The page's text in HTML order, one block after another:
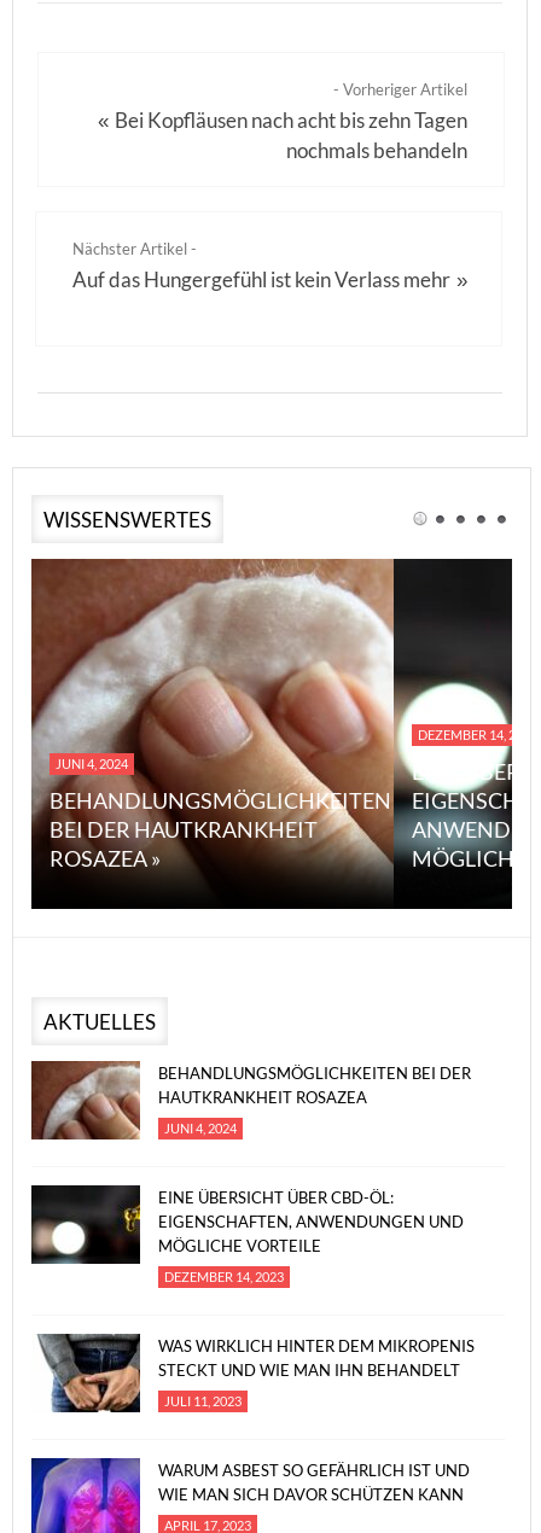
- Vorheriger Artikel
« Bei Kopfläusen nach acht bis zehn Tagen
nochmals behandeln
Nächster Artikel -
Auf das Hungergefühl ist kein Verlass mehr »
WISSENSWERTES
JUNI 4, 2024
BEHANDLUNGSMÖGLICHKEITEN
BEI DER HAUTKRANKHEIT
ROSAZEA »
DEZEMBER 14, 2023
EINE
MÖGLICHE
AKTUELLES
BEHANDLUNGSMÖGLICHKEITEN BEI DER
HAUTKRANKHEIT ROSAZEA
JUNI 4, 2024
EINE ÜBERSICHT ÜBER CBD-ÖL:
EIGENSCHAFTEN, ANWENDUNGEN UND
MÖGLICHE VORTEILE
DEZEMBER 14, 2023
WAS WIRKLICH HINTER DEM MIKROPENIS
STECKT UND WIE MAN IHN BEHANDELT
JULI 11, 2023
WARUM ASBEST SO GEFÄHRLICH IST UND
WIE MAN SICH DAVOR SCHÜTZEN KANN
APRIL 17, 2023